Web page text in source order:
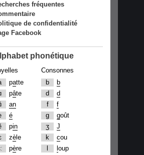
fréquentes
de confidentialité
Facebook
lphabet phonétique
patte
pâte
an
é
pin
zè le
père
Consonnes
b
b
d
d
f
f
g
goût
ʒ
J
k
cou
oup